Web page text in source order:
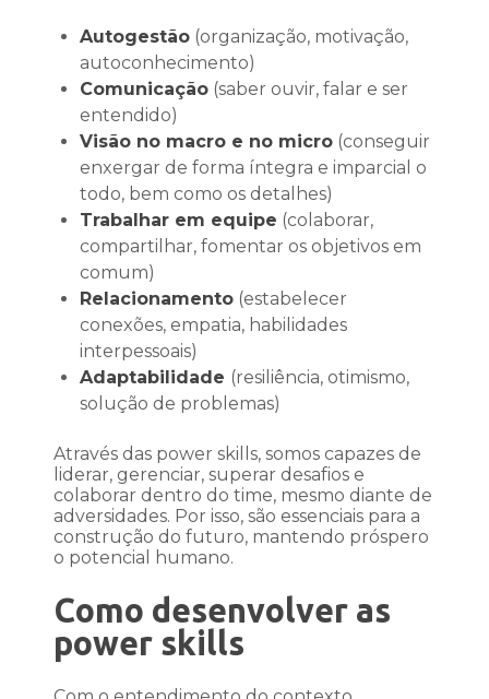
Autogestão (organização, motivação,
autoconhecimento)
Comunicação (saber ouvir, falar e ser
entendido)
Visão no macro e no micro (conseguir
enxergar de forma íntegra e imparcial o
todo, bem como os detalhes)
Trabalhar em equipe (colaborar,
compartilhar, fomentar os objetivos em
comum)
Relacionamento (estabelecer
conexões, empatia, habilidades
interpessoais)
Adaptabilidade (resiliência, otimismo,
solução de problemas)
Através das power skills, somos capazes de
liderar, gerenciar, superar desafios e
colaborar dentro do time, mesmo diante de
adversidades. Por isso, são essenciais para a
construção do futuro, mantendo próspero
o potencial humano.
Como desenvolver as
power skills